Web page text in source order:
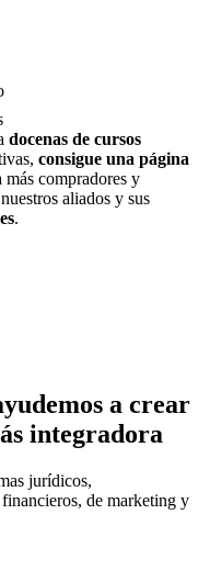
docenas de cursos
consigue una página
más compradores y
aliados y sus
.
a crear
integradora
jurídicos,
de marketing y